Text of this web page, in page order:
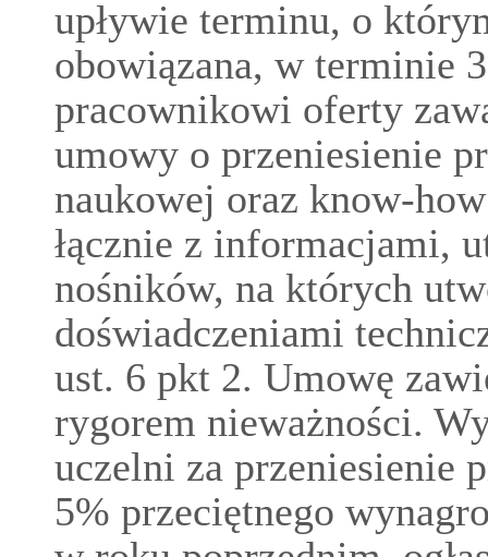
upływie terminu, o
obowiązana, w terminie
pracownikowi oferty
umowy o przeniesienie
naukowej oraz know-
łącznie z informacjami,
nośników, na których
doświadczeniami
ust. 6 pkt 2. Umowę
rygorem nieważności.
uczelni za przeniesienie
5% przeciętnego